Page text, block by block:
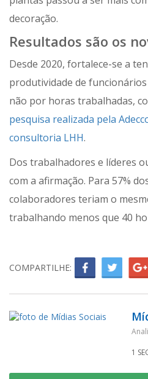
decoração.
Resultados são os
Desde 2020, fortalece-se a
produtividade de
não por horas trabalhadas,
pesquisa realizada pela
consultoria LHH.
Dos trabalhadores e líderes
com a afirmação. Para 57%
colaboradores teriam o
trabalhando menos que 40
COMPARTILHE:
1